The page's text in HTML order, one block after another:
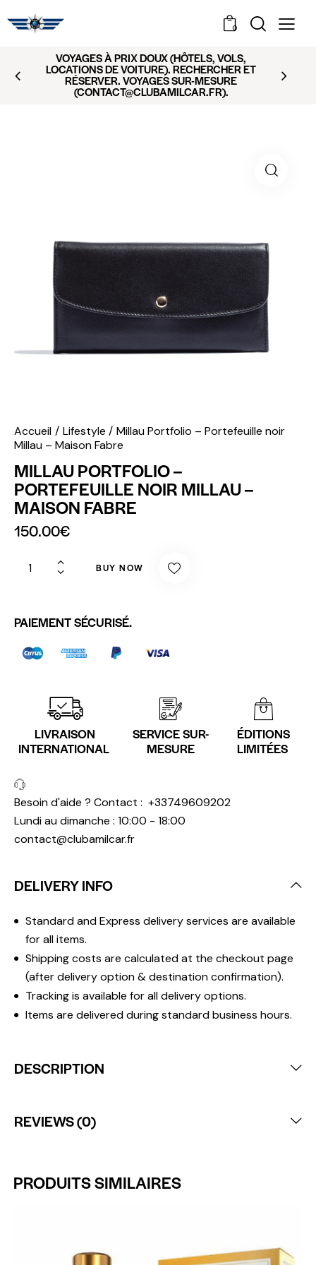
0
VOYAGES À PRIX DOUX (HÔTELS, VOLS,
LOCATIONS DE VOITURE). RECHERCHER ET
RÉSERVER. VOYAGES SUR-MESURE
(CONTACT@CLUBAMILCAR.FR).
Accueil Lifestyle
Millau Portfolio – Portefeuille noir
Millau – Maison Fabre
MILLAU PORTFOLIO –
PORTEFEUILLE NOIR MILLAU –
MAISON FABRE
150.00€
BUY NOW
PAIEMENT SÉCURISÉ.
LIVRAISON
INTERNATIONAL
SERVICE SUR-
MESURE
ÉDITIONS
LIMITÉES
Besoin d'aide ? Contact : +33749609202
Lundi au dimanche : 10:00 - 18:00
contact@clubamilcar.fr
DELIVERY INFO
Standard and Express delivery services are available
for all items.
Shipping costs are calculated at the checkout page
(after delivery option & destination confirmation).
Tracking is available for all delivery options.
Items are delivered during standard business hours.
DESCRIPTION
REVIEWS (0)
PRODUITS SIMILAIRES